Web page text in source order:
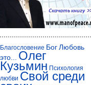
Благословение БогЛюбовь
это...
Олег
Кузьмин Психология
любви Свой среди